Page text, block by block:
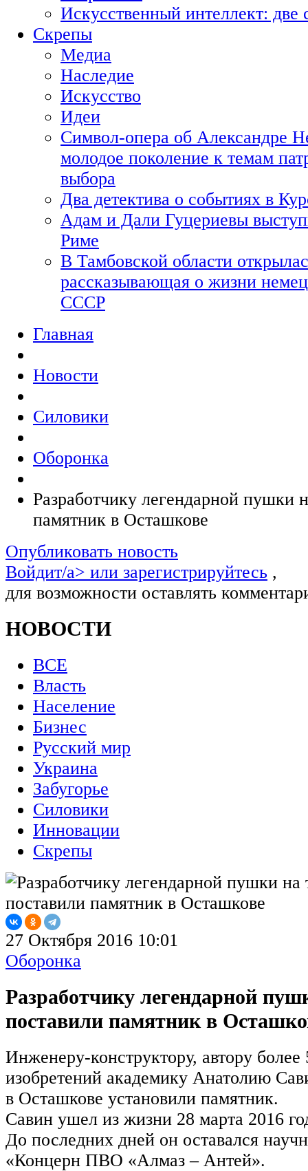
Искусственный интеллект:
Скрепы
Медиа
Наследие
Искусство
Идеи
Символ-опера об Александре
молодое поколение к темам
выбора
Два детектива о событиях в
Адам и Дали Гуцериевы
Риме
В Тамбовской области
рассказывающая о жизни
СССР
Главная
Новости
Силовики
Оборонка
Разработчику легендарной пушки
памятник в Осташкове
Опубликовать новость
Войдит/a> или зарегистрируйтесь ,
для возможности оставлять
НОВОСТИ
ВСЕ
Власть
Население
Бизнес
Русский мир
Украина
Забугорье
Силовики
Инновации
Скрепы
27 Октября 2016 10:01
Оборонка
Разработчику легендарной
поставили памятник в
Инженеру-конструктору, автору
изобретений академику Анатолию
в Осташкове установили памятник.
Савин ушел из жизни 28 марта 2016
До последних дней он оставался
«Концерн ПВО «Алмаз – Антей».